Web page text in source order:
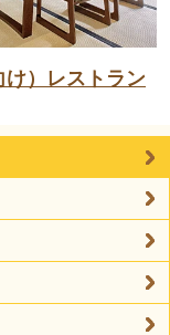
）レストラン